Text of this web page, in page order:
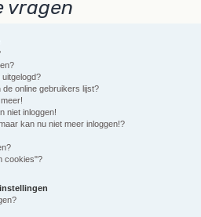
vragen
online gebruikers lijst?
niet inloggen!
kan nu niet meer inloggen!?
cookies"?